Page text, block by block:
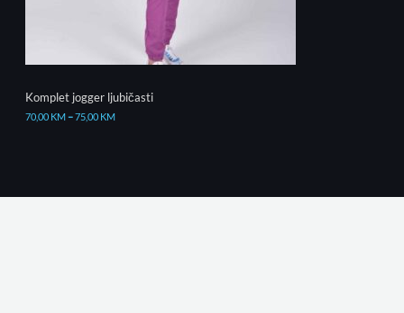
Komplet jogger ljubičasti
70,00 KM–75,00 KM